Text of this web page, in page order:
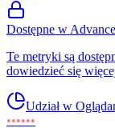
Dostępne w
Te metryki są
dowiedzieć się
Udział w
••••••